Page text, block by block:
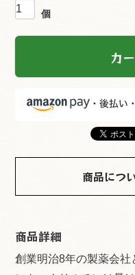
カ
商品につ
商品詳細
創業明治8年の製薬会社